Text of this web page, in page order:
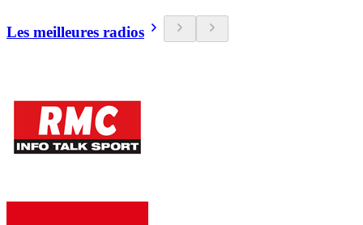
Les meilleures radios